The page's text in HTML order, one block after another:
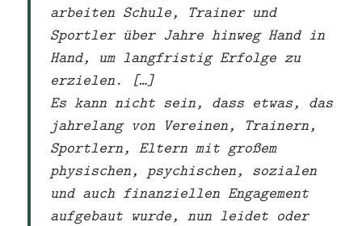
arbeiten Schule, Trainer und
Sportler über Jahre hinweg Hand in
Hand, um langfristig Erfolge zu
erzielen. […]
Es kann nicht sein, dass etwas, das
jahrelang von Vereinen, Trainern,
Sportlern, Eltern mit großem
physischen, psychischen, sozialen
und auch finanziellen Engagement
aufgebaut wurde, nun leidet oder